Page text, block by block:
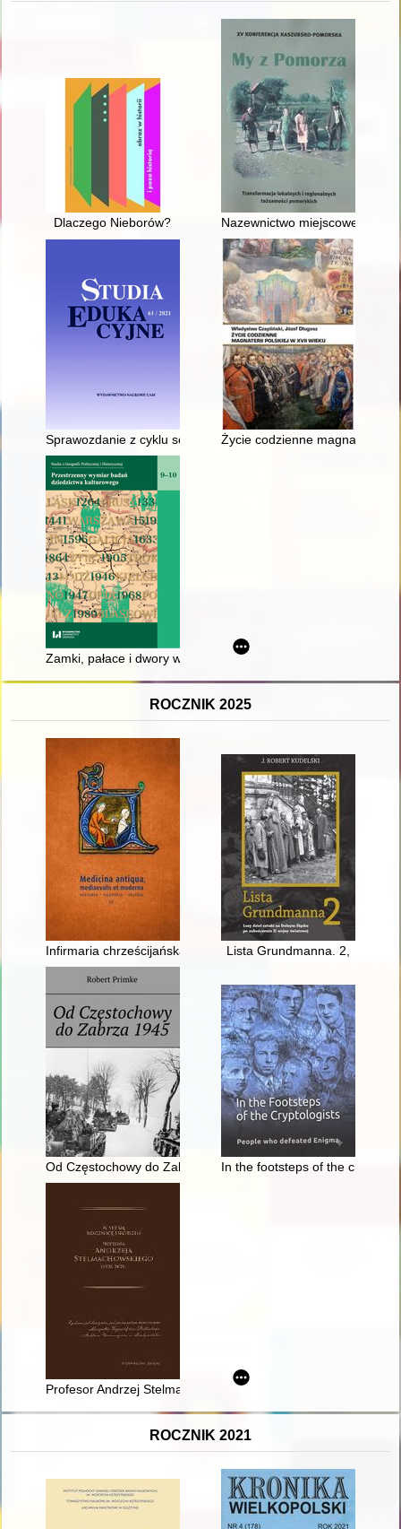
Dlaczego Nieborów? Nazewnictwo miejscowe na
Sprawozdanie z cyklu seminaryjnego "Narzędzia edukacyjne
Życie codzienne magnaterii
Zamki, pałace i dwory w Polsce : rozmieszczenie i obecne
ROCZNIK 2025
Infirmaria chrześcijańska" Mikołaja z Mościsk (1624) :
Lista Grundmanna. 2,
Od Częstochowy do Zabrza 1945In the footsteps of the
Profesor Andrzej Stelmachowski : wybitny prawnik agrarysta
ROCZNIK 2021